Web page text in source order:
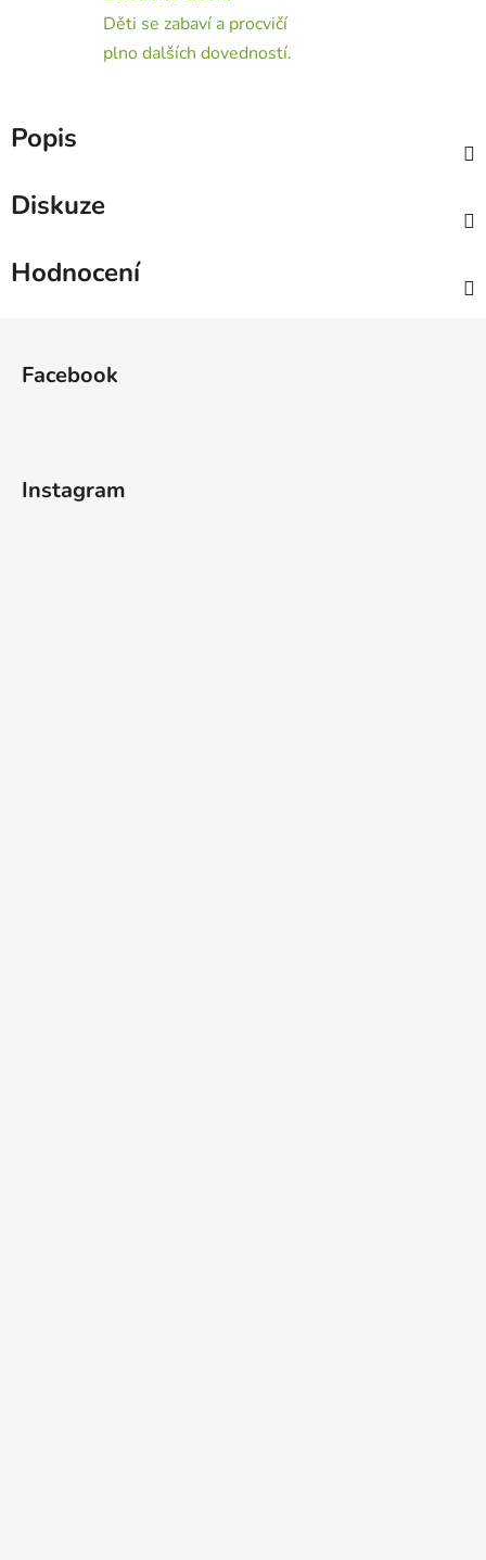
Děti se zabaví a procvičí
plno dalších dovedností.
Popis
Diskuze
Hodnocení
Facebook
Instagram